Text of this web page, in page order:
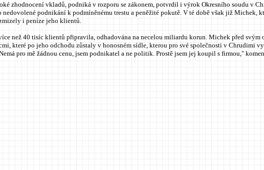
zhodnocení vkladů, podniká v rozporu se zákonem, potvrdil i výrok Okresního soudu v
podnikání k podmíněnému trestu a peněžité pokutě. V té době však již Michek,
i peníze jeho klientů.
než 40 tisíc klientů připravila, odhadována na necelou miliardu korun. Michek před svým
které po jeho odchodu zůstaly v honosném sídle, kterou pro své společnosti v Chrudimi
pro mě žádnou cenu, jsem podnikatel a ne politik. Prostě jsem jej koupil s firmou,"